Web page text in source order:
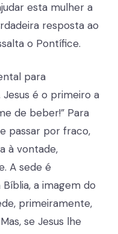
esta mulher a
resposta ao
o Pontífice.
para
é o primeiro a
de beber!” Para
passar por fraco,
à vontade,
A sede é
a imagem do
primeiramente,
se Jesus lhe